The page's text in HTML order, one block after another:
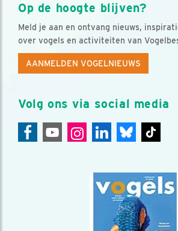
Op de hoogte blijven?
Meld je aan en ontvang nieuws,
over vogels en activiteiten van
AANMELDEN VOGELNIEUWS
Volg ons via social media